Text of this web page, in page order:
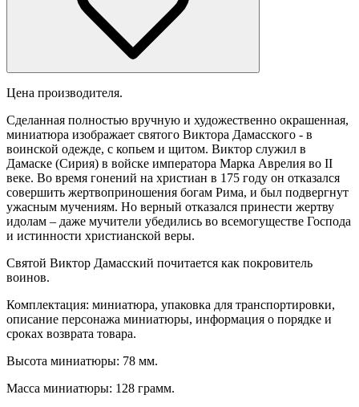
Цена производителя.
Сделанная полностью вручную и художественно окрашенная,
миниатюра изображает святого Виктора Дамасского - в
воинской одежде, с копьем и щитом. Виктор служил в
Дамаске (Сирия) в войске императора Марка Аврелия во II
веке. Во время гонений на христиан в 175 году он отказался
совершить жертвоприношения богам Рима, и был подвергнут
ужасным мучениям. Но верный отказался принести жертву
идолам – даже мучители убедились во всемогуществе Господа
и истинности христианской веры.
Святой Виктор Дамасский почитается как покровитель
воинов.
Комплектация: миниатюра, упаковка для транспортировки,
описание персонажа миниатюры, информация о порядке и
сроках возврата товара.
Высота миниатюры: 78 мм.
Масса миниатюры: 128 грамм.